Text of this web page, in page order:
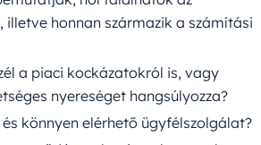
honnan származik a számítási
a piaci kockázatokról is, vagy
nyereséget hangsúlyozza?
könnyen elérhető ügyfélszolgálat?